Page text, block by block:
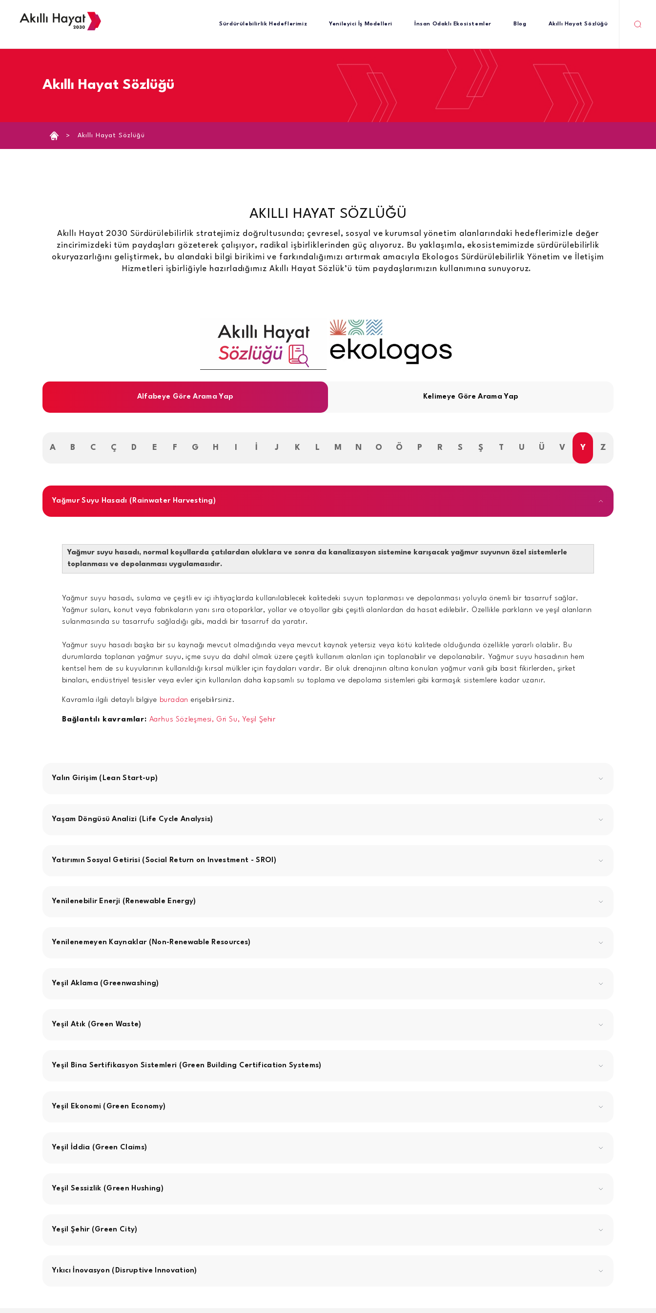
Sürdürülebilirlik Hedeflerimiz Yenileyici İş Modelleri İnsan Odaklı Ekosistemler Blog Akıllı Hayat Sözlüğü
Akıllı Hayat Sözlüğü
Akıllı Hayat Sözlüğü
AKILLI HAYAT SÖZLÜĞÜ
Akıllı Hayat 2030 Sürdürülebilirlik stratejimiz doğrultusunda; çevresel, sosyal ve kurumsal yönetim alanlarındaki hedeflerimizle değer
zincirimizdeki tüm paydaşları gözeterek çalışıyor, radikal işbirliklerinden güç alıyoruz. Bu yaklaşımla, ekosistemimizde sürdürülebilirlik
okuryazarlığını geliştirmek, bu alandaki bilgi birikimi ve farkındalığımızı artırmak amacıyla Ekologos Sürdürülebilirlik Yönetim ve İletişim
Hizmetleri işbirliğiyle hazırladığımız Akıllı Hayat Sözlük’ü tüm paydaşlarımızın kullanımına sunuyoruz.
Alfabeye Göre Arama Yap Kelimeye Göre Arama Yap
A B C Ç D E F G H J K L M N O Ö P R S Ş T U Ü V Y Z
Yağmur Suyu Hasadı (Rainwater Harvesting)
Yağmur suyu hasadı, normal koşullarda çatılardan oluklara ve sonra da kanalizasyon sistemine karışacak yağmur suyunun özel sistemlerle
toplanması ve depolanması uygulamasıdır.
Yağmur suyu hasadı, sulama ve çeşitli ev içi ihtiyaçlarda kullanılabilecek kalitedeki suyun toplanması ve depolanması yoluyla önemli bir tasarruf sağlar.
Yağmur suları, konut veya fabrikaların yanı sıra otoparklar, yollar ve otoyollar gibi çeşitli alanlardan da hasat edilebilir. Özellikle parkların ve yeşil alanların
sulanmasında su tasarrufu sağladığı gibi, maddi bir tasarruf da yaratır.
Yağmur suyu hasadı başka bir su kaynağı mevcut olmadığında veya mevcut kaynak yetersiz veya kötü kalitede olduğunda özellikle yararlı olabilir. Bu
durumlarda toplanan yağmur suyu, içme suyu da dahil olmak üzere çeşitli kullanım alanları için toplanabilir ve depolanabilir. Yağmur suyu hasadının hem
kentsel hem de su kuyularının kullanıldığı kırsal mülkler için faydaları vardır. Bir oluk drenajının altına konulan yağmur varili gibi basit fikirlerden, şirket
binaları, endüstriyel tesisler veya evler için kullanılan daha kapsamlı su toplama ve depolama sistemleri gibi karmaşık sistemlere kadar uzanır.
Kavramla ilgili detaylı bilgiye buradan erişebilirsiniz.
Bağlantılı kavramlar: Aarhus Sözleşmesi, Gri Su, Yeşil Şehir
Yalın Girişim (Lean Start-up)
Yaşam Döngüsü Analizi (Life Cycle Analysis)
Yatırımın Sosyal Getirisi (Social Return on Investment - SROI)
Yenilenebilir Enerji (Renewable Energy)
Yenilenemeyen Kaynaklar (Non-Renewable Resources)
Yeşil Aklama (Greenwashing)
Yeşil Atık (Green Waste)
Yeşil Bina Sertifikasyon Sistemleri (Green Building Certification Systems)
Yeşil Ekonomi (Green Economy)
Yeşil İddia (Green Claims)
Yeşil Sessizlik (Green Hushing)
Yeşil Şehir (Green City)
Yıkıcı İnovasyon (Disruptive Innovation)